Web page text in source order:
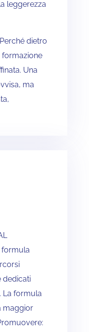
leggerezza
dietro
formazione
Una
ma
formula
dedicati
La formula
maggior